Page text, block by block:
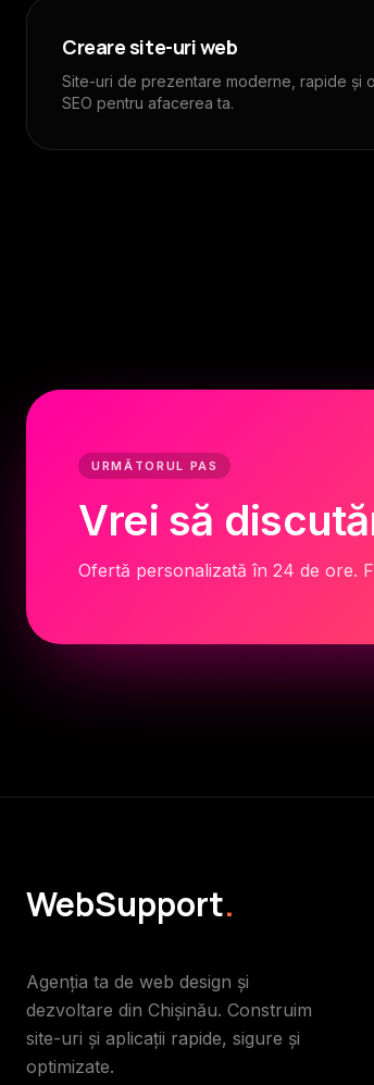
Creare site-uri web
Site-uri de prezentare moderne, rapide și
SEO pentru afacerea ta.
URMĂTORUL PAS
Vrei să
Ofertă personalizată în 24 de ore.
WebSupport.
Agenția ta de web design și
dezvoltare din Chișinău. Construim
site-uri și aplicații rapide, sigure și
optimizate.